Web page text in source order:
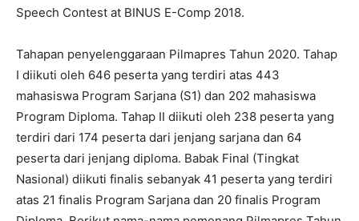
Speech Contest at BINUS E-Comp 2018.
Tahapan penyelenggaraan Pilmapres Tahun 2020. Tahap
I diikuti oleh 646 peserta yang terdiri atas 443
mahasiswa Program Sarjana (S1) dan 202 mahasiswa
Program Diploma. Tahap II diikuti oleh 238 peserta yang
terdiri dari 174 peserta dari jenjang sarjana dan 64
peserta dari jenjang diploma. Babak Final (Tingkat
Nasional) diikuti finalis sebanyak 41 peserta yang terdiri
atas 21 finalis Program Sarjana dan 20 finalis Program